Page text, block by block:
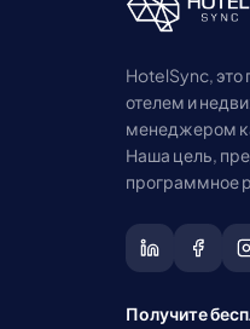
HotelSync, это
отелем и
менеджером
Наша цель,
программное
Получите